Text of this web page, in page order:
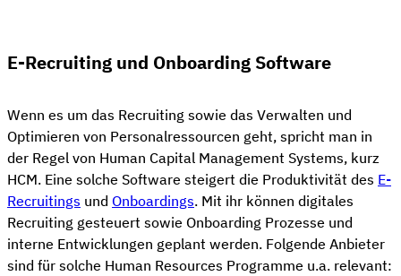
E-Recruiting und Onboarding Software
Wenn es um das Recruiting sowie das Verwalten und
Optimieren von Personalressourcen geht, spricht man in
der Regel von Human Capital Management Systems, kurz
HCM. Eine solche Software steigert die Produktivität des E-
Recruitings und Onboardings. Mit ihr können digitales
Recruiting gesteuert sowie Onboarding Prozesse und
interne Entwicklungen geplant werden. Folgende Anbieter
sind für solche Human Resources Programme u.a. relevant: